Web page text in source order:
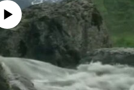
currently available